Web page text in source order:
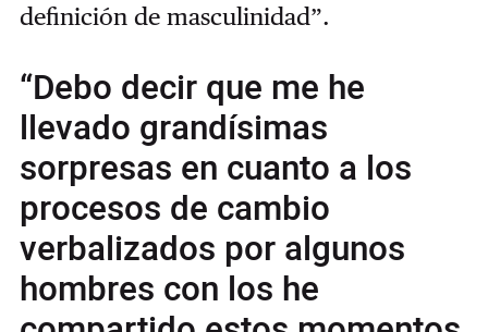
definición de masculinidad”.
“Debo decir que me he
llevado grandísimas
sorpresas en cuanto a los
procesos de cambio
verbalizados por algunos
hombres con los he